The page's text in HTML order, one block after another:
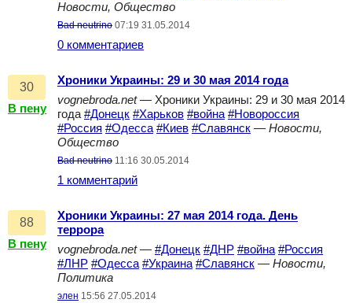
Новости, Общество
Bad neutrino 07:19 31.05.2014
0 комментариев
30
В пену
Хроники Украины: 29 и 30 мая 2014 года
vognebroda.net— Хроники Украины: 29 и 30 мая 2014
года #Донецк #Харьков #война #Новороссия
#Россия #Одесса #Киев #Славянск — Новости,
Общество
Bad neutrino 11:16 30.05.2014
1 комментарий
88
В пену
Хроники Украины: 27 мая 2014 года. День
террора
vognebroda.net— #Донецк #ДНР #война #Россия
#ЛНР #Одесса #Украина #Славянск — Новости,
Политика
элен 15:56 27.05.2014